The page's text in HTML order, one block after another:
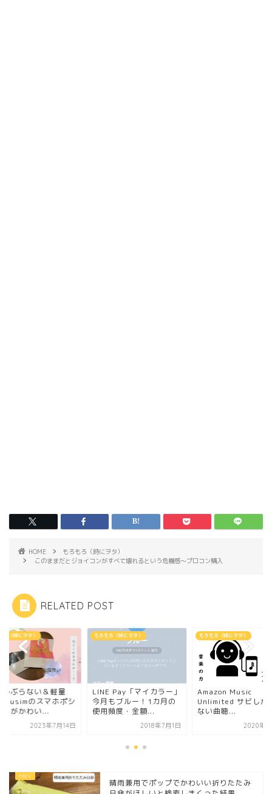
HOME
もろもろ（時にヲタ）
このままだとジョイコンがすべて壊れるという危機感～プロコン購入
RELATED POST
ろ（時にヲタ）
Pay「マイカラー」
もブルー！1カ月の
頻度・金額...
2018年7月1日
もろもろ（時にヲタ）
Amazon Music
Unlimited サビしか知ら
ない曲聴...
2020年7月6日
もろもろ（時にヲタ）
人とかぶらない＆軽
Lagimusimのスマホ
ェットがかわい...
2023年7
晴雨兼用でポップでかわいい折りたたみ